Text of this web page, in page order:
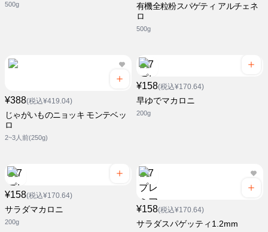
500g
有機全粒粉スパゲティ アルチェネ
ロ
500g
¥388(税込¥419.04)
じゃがいものニョッキ モンテベッ
ロ
2~3人前(250g)
¥158(税込¥170.64)
早ゆでマカロニ
200g
¥158(税込¥170.64)
サラダマカロニ
200g
¥158(税込¥170.64)
サラダスパゲッティ1.2mm